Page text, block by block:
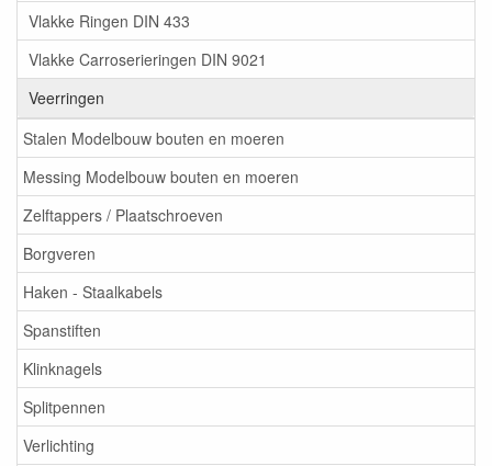
Vlakke Ringen DIN 433
Vlakke Carroserieringen DIN 9021
Veerringen
Stalen Modelbouw bouten en moeren
Messing Modelbouw bouten en moeren
Zelftappers / Plaatschroeven
Borgveren
Haken - Staalkabels
Spanstiften
Klinknagels
Splitpennen
Verlichting